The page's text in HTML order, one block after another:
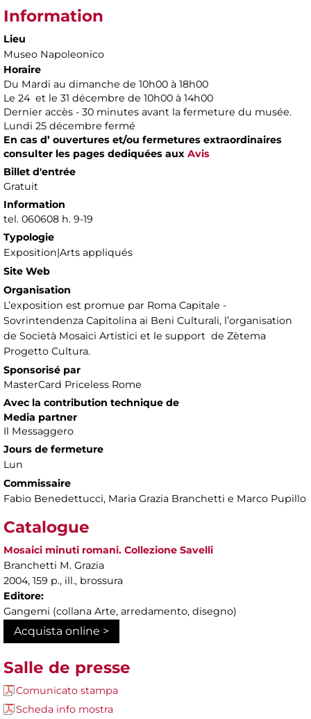
Information
Lieu
Museo Napoleonico
Horaire
Du Mardi au dimanche de 10h00 à 18h00
Le 24 et le 31 décembre de 10h00 à 14h00
Dernier accès - 30 minutes avant la fermeture du musée.
Lundi 25 décembre fermé
En cas d’ ouvertures et/ou fermetures extraordinaires
consulter les pages dediquées aux Avis
Billet d'entrée
Gratuit
Information
tel. 060608 h. 9-19
Typologie
Exposition|Arts appliqués
Site Web
Organisation
L’exposition est promue par Roma Capitale -
Sovrintendenza Capitolina ai Beni Culturali, l’organisation
de Società Mosaici Artistici et le support de Zètema
Progetto Cultura.
Sponsorisé par
MasterCard Priceless Rome
Avec la contribution technique de
Media partner
Il Messaggero
Jours de fermeture
Lun
Commissaire
Fabio Benedettucci, Maria Grazia Branchetti e Marco Pupillo
Catalogue
Mosaici minuti romani. Collezione Savelli
Branchetti M. Grazia
2004, 159 p., ill., brossura
Editore:
Gangemi (collana Arte, arredamento, disegno)
Acquista online >
Salle de presse
Comunicato stampa
Scheda info mostra